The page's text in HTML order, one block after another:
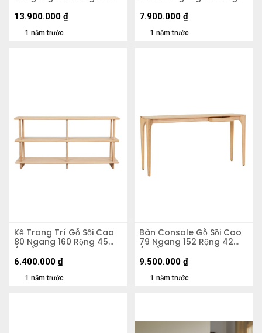
(cm)
1 năm trước
13.900.000 ₫
49 (cm)
1 năm trước
7.900.000 ₫
Kệ Trang Trí Gỗ Sồi Cao
80 Ngang 160 Rộng 45
(cm)
1 năm trước
6.400.000 ₫
Bàn Console Gỗ Sồi Cao
79 Ngang 152 Rộng 42
(cm)
1 năm trước
9.500.000 ₫